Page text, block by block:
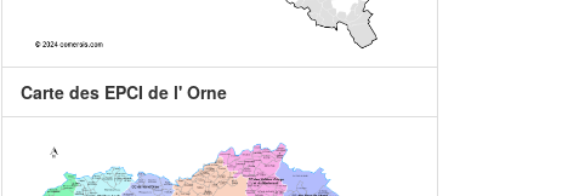
Carte des EPCI de l' Orne